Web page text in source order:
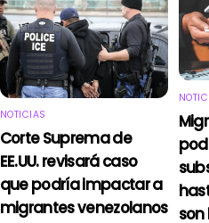
NOTICIAS
Corte Suprema de
EE.UU. revisará caso
que podría impactar a
migrantes venezolanos son